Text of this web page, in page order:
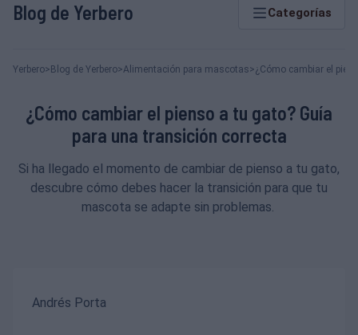
Blog de Yerbero Categorías
Yerbero> Blog de Yerbero>Alimentación para mascotas>¿Cómo cambiar el
¿Cómo cambiar el pienso a tu gato? Guía
para una transición correcta
Si ha llegado el momento de cambiar de pienso a tu gato,
descubre cómo debes hacer la transición para que tu
mascota se adapte sin problemas.
Andrés Porta